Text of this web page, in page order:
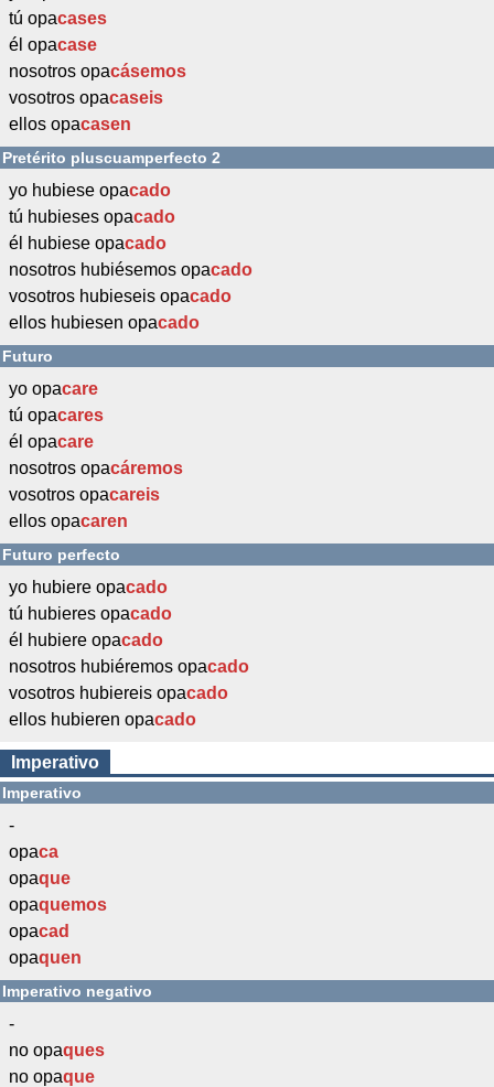
tú opacases
él opacase
nosotros opacásemos
vosotros opacaseis
ellos opacasen
Pretérito pluscuamperfecto 2
yo hubiese opacado
tú hubieses opacado
él hubiese opacado
nosotros hubiésemos opacado
vosotros hubieseis opacado
ellos hubiesen opacado
Futuro
yo opacare
tú opacares
él opacare
nosotros opacáremos
vosotros opacareis
ellos opacaren
Futuro perfecto
yo hubiere opacado
tú hubieres opacado
él hubiere opacado
nosotros hubiéremos opacado
vosotros hubiereis opacado
ellos hubieren opacado
Imperativo
Imperativo
-
opaca
opaque
opaquemos
opacad
opaquen
Imperativo negativo
-
no opaques
no opaque